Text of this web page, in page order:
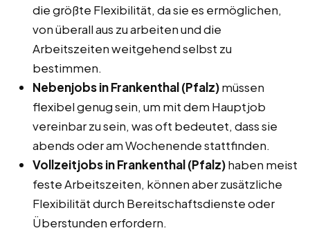
die größte Flexibilität, da sie es ermöglichen,
von überall aus zu arbeiten und die
Arbeitszeiten weitgehend selbst zu
bestimmen.
Nebenjobs in Frankenthal (Pfalz)müssen
flexibel genug sein, um mit dem Hauptjob
vereinbar zu sein, was oft bedeutet, dass sie
abends oder am Wochenende stattfinden.
Vollzeitjobs in Frankenthal (Pfalz)haben meist
feste Arbeitszeiten, können aber zusätzliche
Flexibilität durch Bereitschaftsdienste oder
Überstunden erfordern.